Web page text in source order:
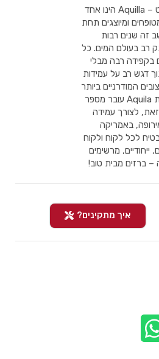
מותג הברזים ואביזרי האמבט – Aquilla הינו אחד
ומיוצגים תחת
זה שנים רבות
רב בעולם המים. כל
בקפידה רבה מבלי
דגש רב על עמידות
המודרניים ביותר
בתחום. בנוסף, כל מוצר מבית Aquila עובר מספר
לצורך עמידה
באמריקה
לכל לקוח ולקוח
ייחודיים, מרשימים
– ברזים מבית טוב!
איך מתקינים?